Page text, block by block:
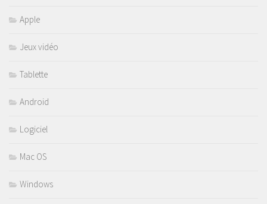
Apple
Jeux vidéo
Tablette
Android
Logiciel
Mac OS
Windows